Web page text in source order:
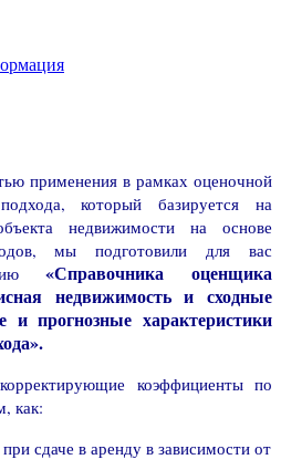
применения в рамках оценочной
который базируется на
недвижимости на основе
мы подготовили для вас
«Справочника оценщика
недвижимость и сходные
прогнозные характеристики
коэффициенты по
как:
сдаче в аренду в зависимости от